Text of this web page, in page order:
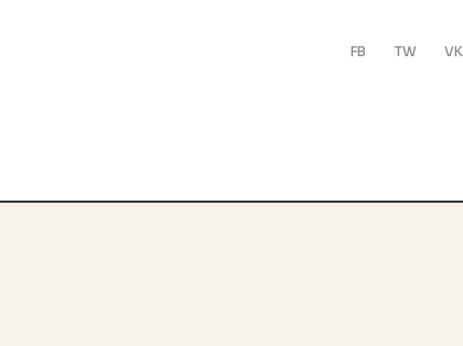
FB TW VK